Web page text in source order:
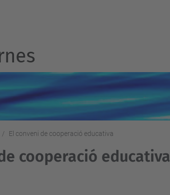
El conveni de cooperació educativa
cooperació educativa